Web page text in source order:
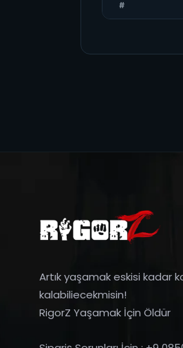
#
Artık yaşamak eskisi kadar
kalabiliecekmisin!
RigorZ Yaşamak İçin Öldür